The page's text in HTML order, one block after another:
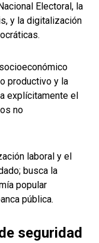
Electoral, la
y la digitalización
productivo y la
explícitamente el
no
laboral y el
busca la
popular
pública.
seguridad